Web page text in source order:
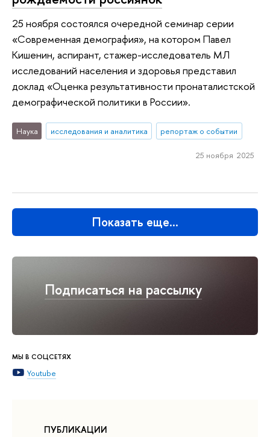
Подписаться на рассылку
МЫ В СОЦСЕТЯХ
Youtube
ПУБЛИКАЦИИ
25 ноября состоялся очередной семинар серии
«Современная демография», на котором Павел
Кишенин, аспирант, стажер-исследователь МЛ
исследований населения и здоровья представил
доклад «Оценка результативности пронаталистской
демографической политики в России».
Наука исследования и аналитика репортаж о событии
25 ноября 2025
Показать еще…